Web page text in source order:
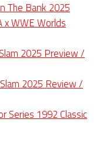
The Bank 2025
x WWE Worlds
2025 Preview /
2025 Review /
Series 1992 Classic